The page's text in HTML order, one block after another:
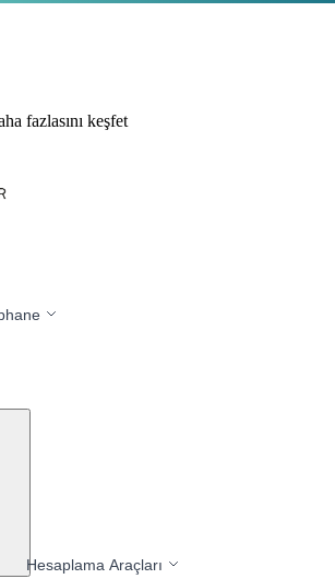
fazlasını keşfet
Hesaplama Araçları